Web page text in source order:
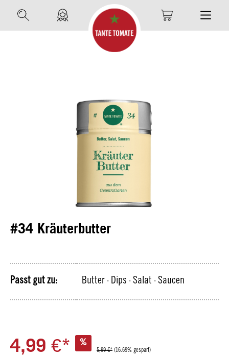
#34 Kräuterbutter
Passt gut zu: Butter · Dips · Salat · Saucen
4,99 €* %
5,99 €* (16.69% gespart)